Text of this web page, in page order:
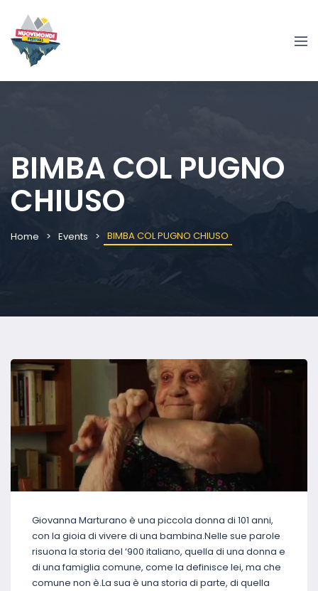
BIMBA COL PUGNO
CHIUSO
Home Events BIMBA COL PUGNO CHIUSO
Giovanna Marturano è una piccola donna di 101 anni,
con la gioia di vivere di una bambina.Nelle sue parole
risuona la storia del ‘900 italiano, quella di una donna e
di una famiglia comune, come la definisce lei, ma che
comune non è.La sua è una storia di parte, di quella